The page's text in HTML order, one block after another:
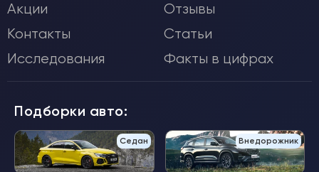
Акции
Отзывы
Контакты
Статьи
Исследования
Факты в цифрах
Подборки авто:
Седан Внедорожник